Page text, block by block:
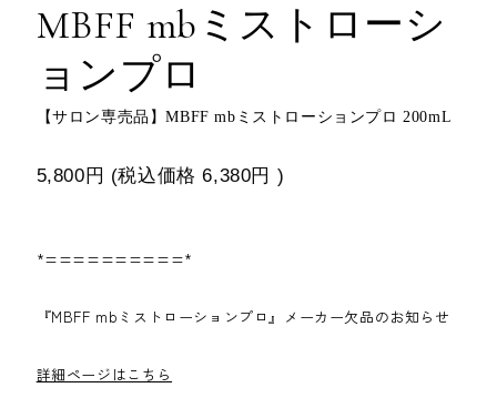
MBFF mbミストローシ
ョンプロ
【サロン専売品】MBFF mbミストローションプロ 200mL
5,800円 (税込価格6,380円 )
*==========*
『MBFF mbミストローションプロ』メーカー欠品のお知らせ
詳細ページはこちら